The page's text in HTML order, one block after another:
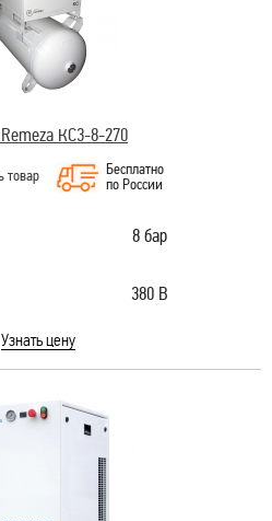
КС3-8-270
товар
Бесплатно
по России
8 бар
380 В
Узнать цену